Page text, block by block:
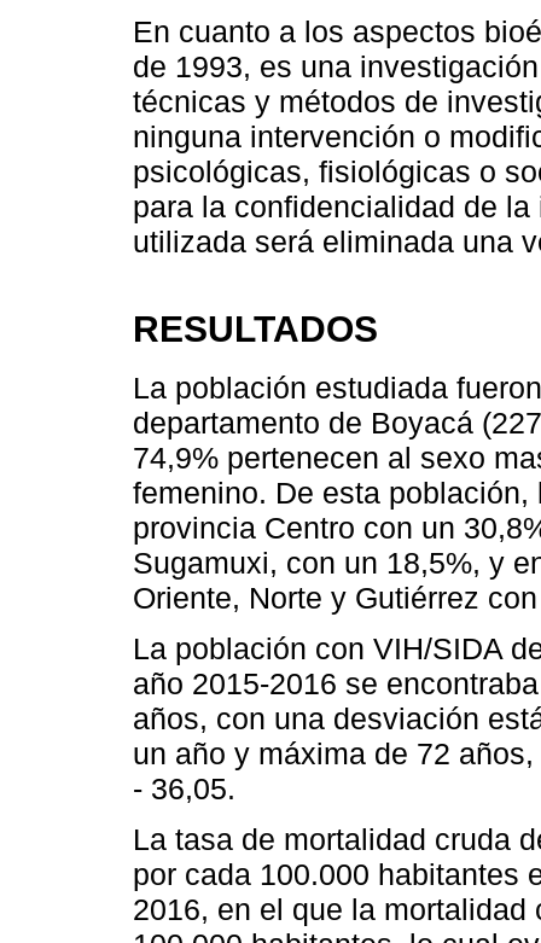
En cuanto a los aspectos
de 1993, es una
técnicas y métodos de
ninguna intervención o
psicológicas, fisiológicas o
para la confidencialidad de
utilizada será eliminada una
RESULTADOS
La población estudiada
departamento de Boyacá
74,9% pertenecen al sexo
femenino. De esta
provincia Centro con un
Sugamuxi, con un 18,5%, y
Oriente, Norte y Gutiérrez
La población con VIH/SIDA
año 2015-2016 se
años, con una desviación
un año y máxima de 72
- 36,05.
La tasa de mortalidad cruda
por cada 100.000 habitantes
2016, en el que la